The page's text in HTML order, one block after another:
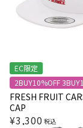
EC限定
2BUY10%OFF
FRESH FRUIT
CAP
¥3,300 税込